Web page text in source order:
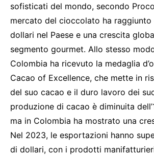
sofisticati del mondo, secondo
mercato del cioccolato ha
dollari nel Paese e una crescita
segmento gourmet. Allo stesso
Colombia ha ricevuto la medaglia
Cacao of Excellence, che mette in
del suo cacao e il duro lavoro dei
produzione di cacao è diminuita
ma in Colombia ha mostrato una
Nel 2023, le esportazioni hanno
di dollari, con i prodotti